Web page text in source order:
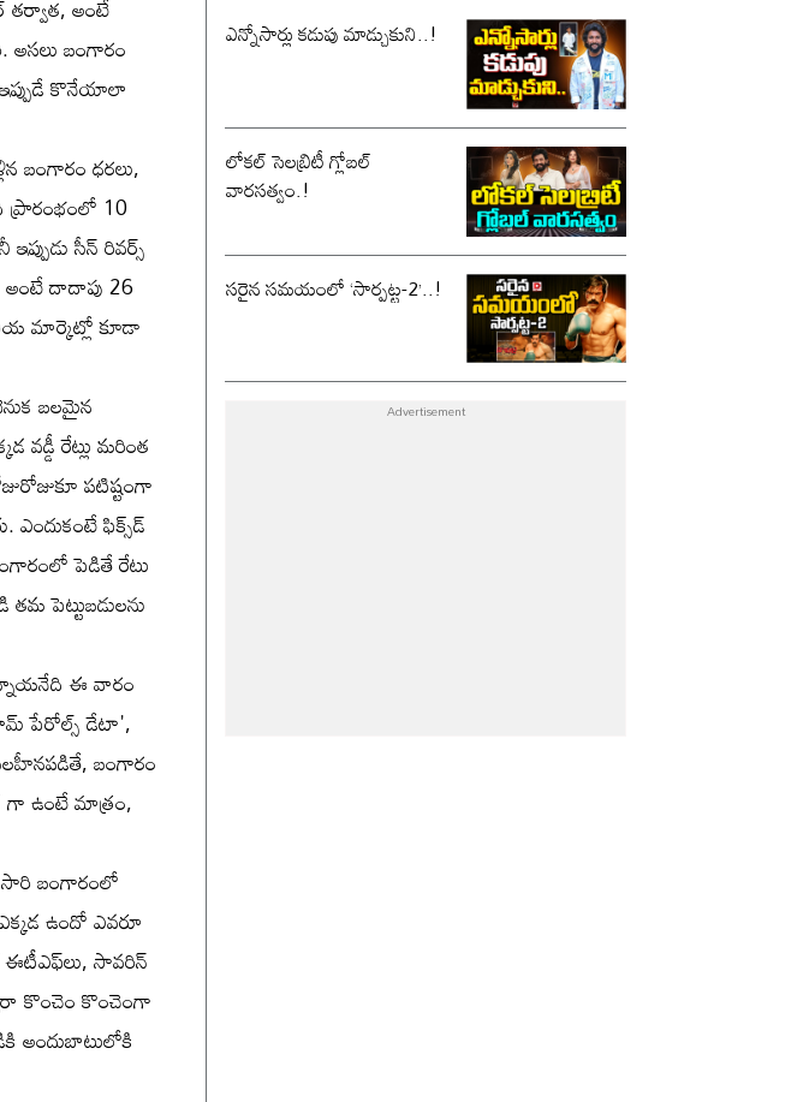
తర్వాత, అంటే
బంగారం
ఇప్పుడే కొనేయాలా
బంగారం ధరలు,
ప్రారంభంలో 10
సీన్ రివర్స్
అంటే దాదాపు 26
మార్కెట్లో కూడా
బలమైన
రేట్లు మరింత
పటిష్టంగా
ఎందుకంటే ఫిక్స్‌డ్
పెడితే రేటు
పెట్టుబడులను
ఈ వారం
పేరోల్స్ డేటా',
బంగారం
గా ఉంటే మాత్రం,
బంగారంలో
ఉందో ఎవరూ
సావరిన్
కొంచెం కొంచెంగా
అందుబాటులోకి
ఎన్నోసార్లు కడుపు మాడ్చుకుని..!
లోకల్ సెలబ్రిటీ గ్లోబల్
వారసత్వం.!
సరైన సమయంలో ‘సార్పట్ట-2’..!